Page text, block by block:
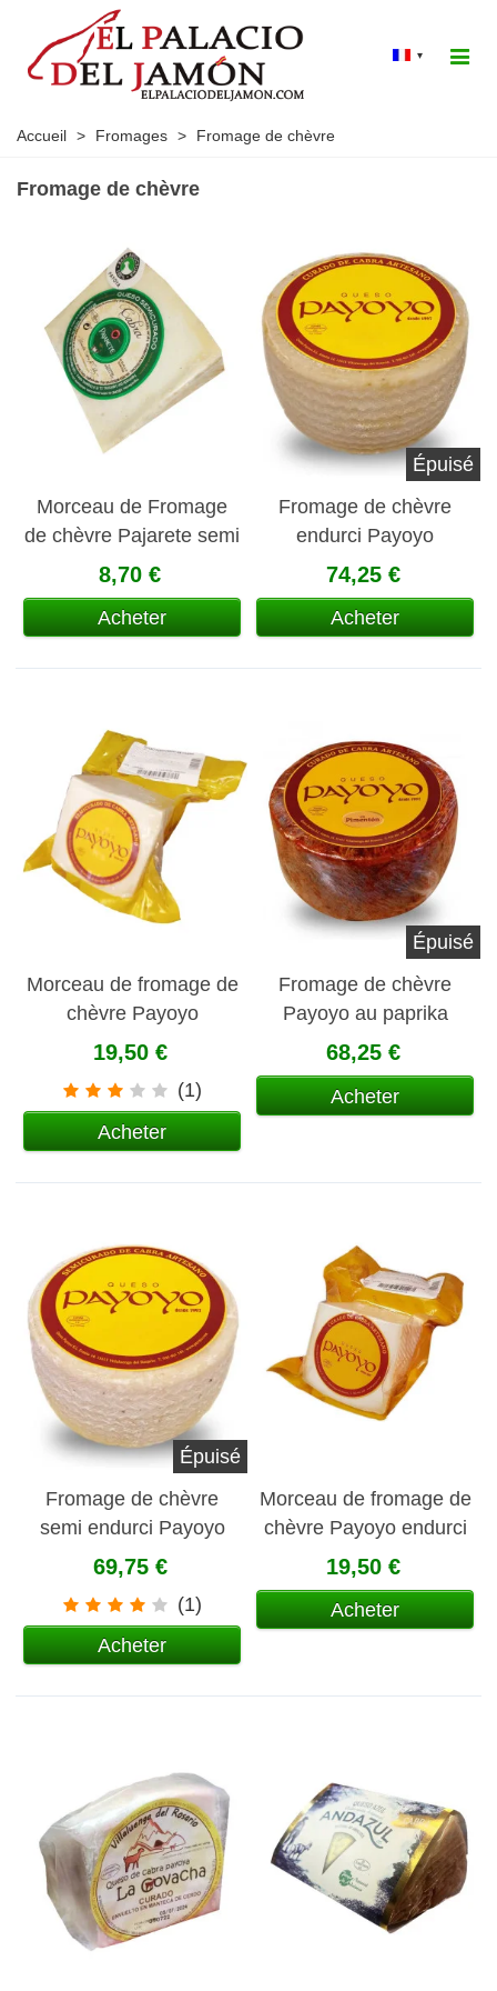
▾
Accueil > Fromages > Fromage de chèvre
Fromage de chèvre
Morceau de Fromage
de chèvre Pajarete semi
endurci
8,70 €
Acheter
Épuisé
Fromage de chèvre
endurci Payoyo
74,25 €
Acheter
Morceau de fromage de
chèvre Payoyo
semiendurci
19,50 €
(1)
Acheter
Épuisé
Fromage de chèvre
Payoyo au paprika
68,25 €
Acheter
Épuisé
Fromage de chèvre
semi endurci Payoyo
69,75 €
(1)
Acheter
Morceau de fromage de
chèvre Payoyo endurci
19,50 €
Acheter